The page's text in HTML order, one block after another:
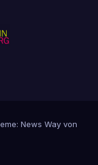
News Way von